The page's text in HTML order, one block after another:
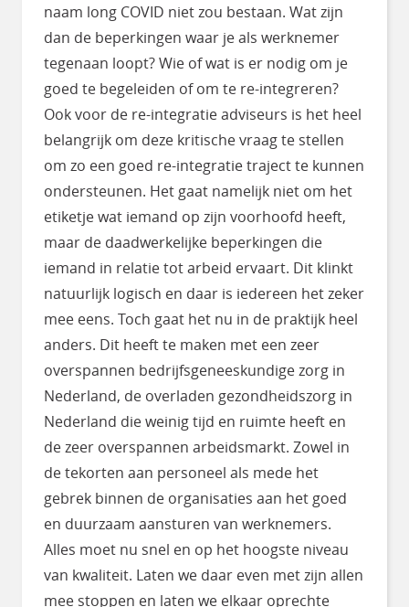
naam long COVID niet zou bestaan. Wat zijn
dan de beperkingen waar je als werknemer
tegenaan loopt? Wie of wat is er nodig om je
goed te begeleiden of om te re-integreren?
Ook voor de re-integratie adviseurs is het heel
belangrijk om deze kritische vraag te stellen
om zo een goed re-integratie traject te kunnen
ondersteunen. Het gaat namelijk niet om het
etiketje wat iemand op zijn voorhoofd heeft,
maar de daadwerkelijke beperkingen die
iemand in relatie tot arbeid ervaart. Dit klinkt
natuurlijk logisch en daar is iedereen het zeker
mee eens. Toch gaat het nu in de praktijk heel
anders. Dit heeft te maken met een zeer
overspannen bedrijfsgeneeskundige zorg in
Nederland, de overladen gezondheidszorg in
Nederland die weinig tijd en ruimte heeft en
de zeer overspannen arbeidsmarkt. Zowel in
de tekorten aan personeel als mede het
gebrek binnen de organisaties aan het goed
en duurzaam aansturen van werknemers.
Alles moet nu snel en op het hoogste niveau
van kwaliteit. Laten we daar even met zijn allen
mee stoppen en laten we elkaar oprechte